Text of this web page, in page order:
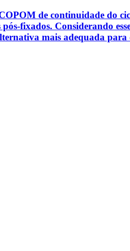
de continuidade do
fixados. Considerando
mais adequada